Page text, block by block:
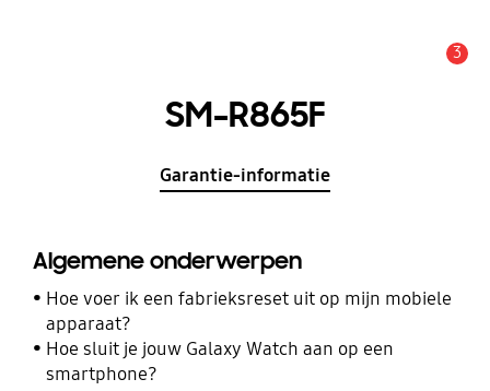
3
SM-R865F
Garantie-informatie
Algemene onderwerpen
Hoe voer ik een fabrieksreset uit op mijn mobiele
apparaat?
Hoe sluit je jouw Galaxy Watch aan op een
smartphone?